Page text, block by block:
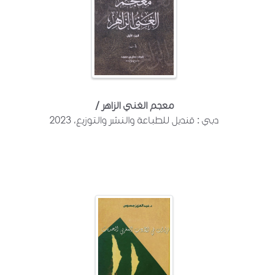
معجم الغني الزاهر /
دبي : قنديل للطباعة والنشر والتوزيع، 2023